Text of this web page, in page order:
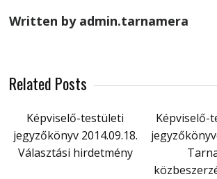
Written by admin.tarnamera
Related Posts
Képviselő-testületi
jegyzőkönyv 2014.09.18.
Képviselő-
Választási hirdetmény